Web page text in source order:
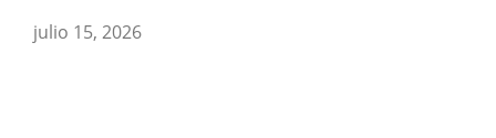
julio 15, 2026